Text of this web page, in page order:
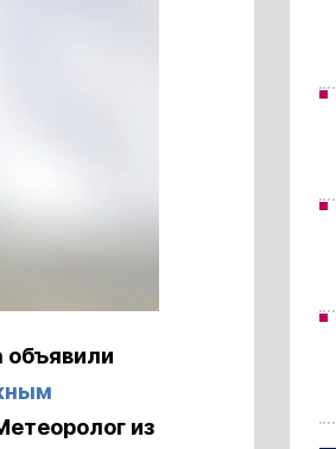
объявили
из